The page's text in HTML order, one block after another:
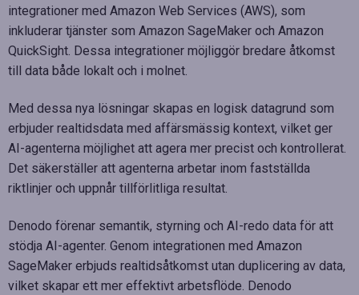
integrationer med Amazon Web Services (AWS), som
inkluderar tjänster som Amazon SageMaker och Amazon
QuickSight. Dessa integrationer möjliggör bredare åtkomst
till data både lokalt och i molnet.
Med dessa nya lösningar skapas en logisk datagrund som
erbjuder realtidsdata med affärsmässig kontext, vilket ger
AI-agenterna möjlighet att agera mer precist och kontrollerat.
Det säkerställer att agenterna arbetar inom fastställda
riktlinjer och uppnår tillförlitliga resultat.
Denodo förenar semantik, styrning och AI-redo data för att
stödja AI-agenter. Genom integrationen med Amazon
SageMaker erbjuds realtidsåtkomst utan duplicering av data,
vilket skapar ett mer effektivt arbetsflöde. Denodo